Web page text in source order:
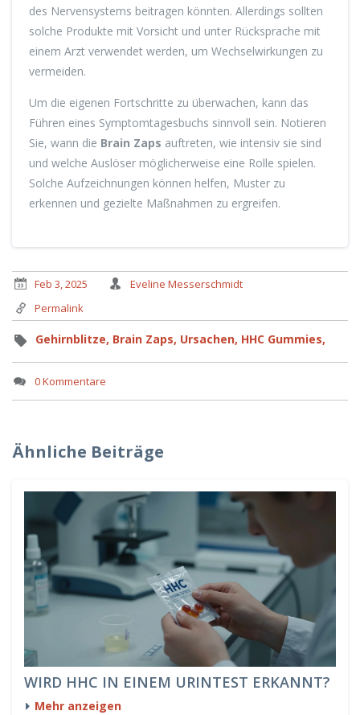
des Nervensystems beitragen könnten. Allerdings sollten
solche Produkte mit Vorsicht und unter Rücksprache mit
einem Arzt verwendet werden, um Wechselwirkungen zu
vermeiden.
Um die eigenen Fortschritte zu überwachen, kann das
Führen eines Symptomtagesbuchs sinnvoll sein. Notieren
Sie, wann die Brain Zaps auftreten, wie intensiv sie sind
und welche Auslöser möglicherweise eine Rolle spielen.
Solche Aufzeichnungen können helfen, Muster zu
erkennen und gezielte Maßnahmen zu ergreifen.
Feb 3, 2025
Eveline Messerschmidt
Permalink
Gehirnblitze, Brain Zaps, Ursachen, HHC Gummies,
0 Kommentare
Ähnliche Beiträge
WIRD HHC IN EINEM URINTEST ERKANNT?
Mehr anzeigen